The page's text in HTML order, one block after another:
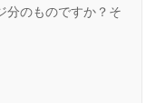
分のものですか？そ